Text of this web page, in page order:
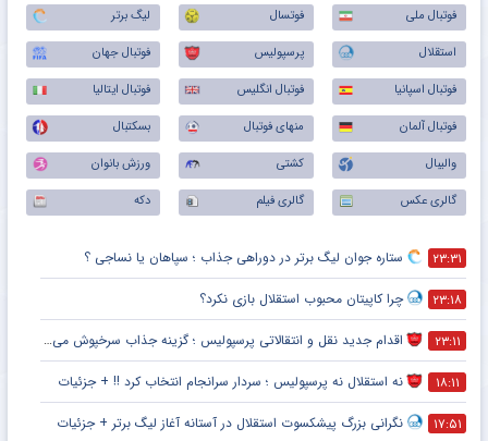
فوتبال ملی فوتسال
لیگ برتر
استقلال
پرسپولیس
فوتبال جهان
فوتبال اسپانیا
فوتبال انگلیس
فوتبال ایتالیا
فوتبال آلمان
منهای فوتبال
بسکتبال
والیبال
کشتی
ورزش بانوان
گالری عکس
گالری فیلم دکه
۲۳:۳۱ ستاره جوان لیگ برتر در دوراهی جذاب ؛ سپاهان یا نساجی ؟
۲۳:۱۸ چرا کاپیتان محبوب استقلال بازی نکرد؟
۲۳:۱۱ اقدام جدید نقل و انتقالاتی پرسپولیس ؛ گزینه جذاب سرخپوش می شود؟
۱۸:۱۱ نه استقلال نه پرسپولیس ؛ سردار سرانجام انتخاب کرد !! + جزئیات
۱۷:۵۱ نگرانی بزرگ پیشکسوت استقلال در آستانه آغاز لیگ برتر + جزئیات